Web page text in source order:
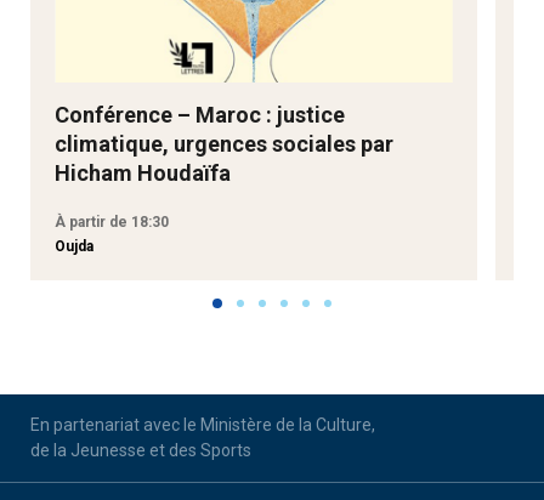
Conférence – Maroc : justice
climatique, urgences sociales par
Hicham Houdaïfa
À partir de 18:30
Oujda
En partenariat avec le Ministère de la Culture,
de la Jeunesse et des Sports